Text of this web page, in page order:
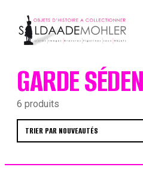
content
GARDE
6 produits